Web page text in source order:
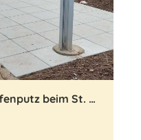
Gemeinsam in Fahrt: Hafenputz beim St. Galler Yachtclub 2023